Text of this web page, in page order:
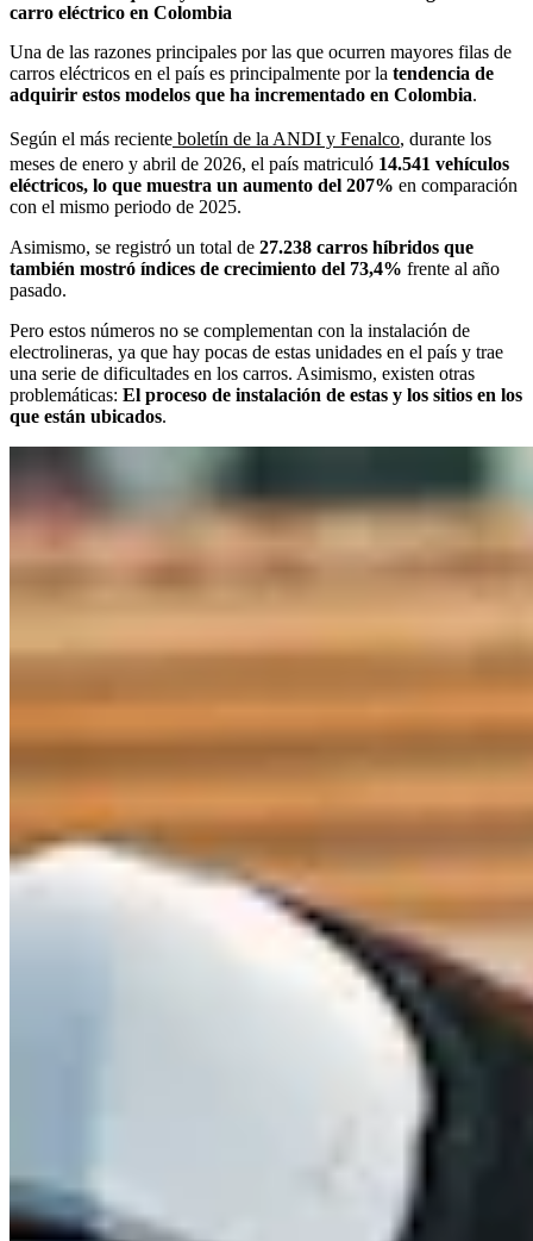
carro eléctrico en Colombia
Una de las razones principales por las que ocurren mayores filas de
carros eléctricos en el país es principalmente por la tendencia de
adquirir estos modelos que ha incrementado en Colombia.
Según el más reciente boletín de la ANDI y Fenalco, durante los
meses de enero y abril de 2026, el país matriculó 14.541 vehículos
eléctricos, lo que muestra un aumento del 207% en comparación
con el mismo periodo de 2025.
Asimismo, se registró un total de 27.238 carros híbridos que
también mostró índices de crecimiento del 73,4% frente al año
pasado.
Pero estos números no se complementan con la instalación de
electrolineras, ya que hay pocas de estas unidades en el país y trae
una serie de dificultades en los carros. Asimismo, existen otras
problemáticas: El proceso de instalación de estas y los sitios en los
que están ubicados.